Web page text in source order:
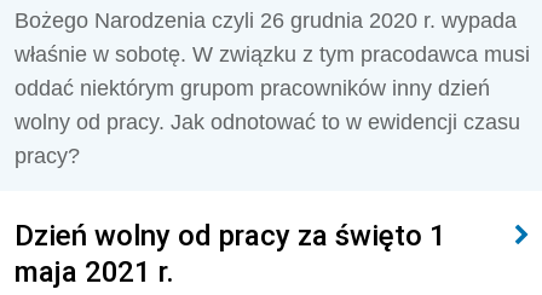
Bożego Narodzenia czyli 26 grudnia 2020 r. wypada
właśnie w sobotę. W związku z tym pracodawca musi
oddać niektórym grupom pracowników inny dzień
wolny od pracy. Jak odnotować to w ewidencji czasu
pracy?
Dzień wolny od pracy za święto 1
maja 2021 r.